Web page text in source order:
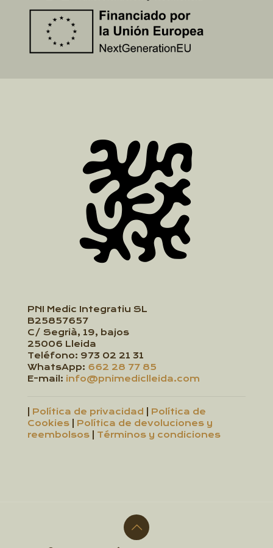
PNI Medic Integratiu SL
B25857657
C/ Segrià, 19, bajos
25006 Lleida
Teléfono: 973 02 21 31
WhatsApp: 662 28 77 85
E-mail: info@pnimediclleida.com
Política de privacidad
Política de
Cookies
Política de devoluciones y
reembolsos
Términos y condiciones